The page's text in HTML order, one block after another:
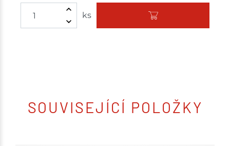
ks
SOUVISEJÍCÍ POLOŽKY